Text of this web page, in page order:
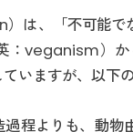
は、「不可能で
：veganism）
いますが、以下
程よりも、動